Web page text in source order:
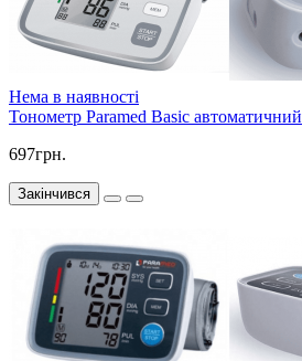
Нема в наявності
Тонометр Paramed Basic автоматичний
697грн.
Закінчився